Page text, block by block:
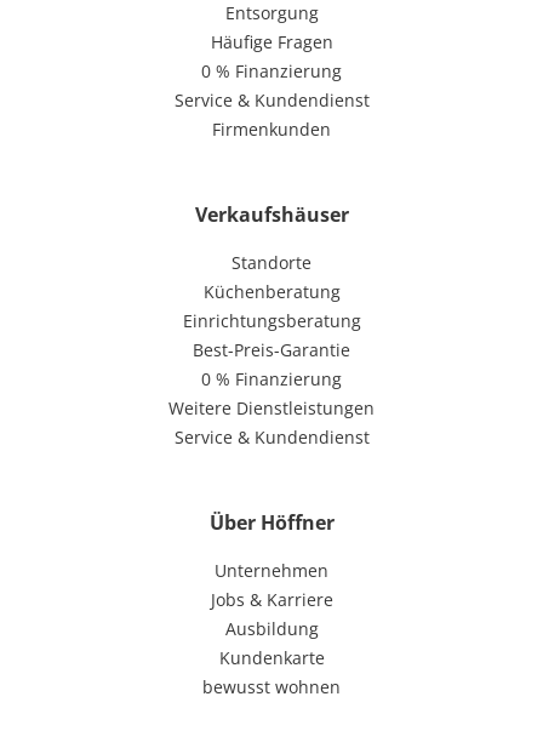
Entsorgung
Häufige Fragen
0 % Finanzierung
Service & Kundendienst
Firmenkunden
Verkaufshäuser
Standorte
Küchenberatung
Einrichtungsberatung
Best-Preis-Garantie
0 % Finanzierung
Weitere Dienstleistungen
Service & Kundendienst
Über Höffner
Unternehmen
Jobs & Karriere
Ausbildung
Kundenkarte
bewusst wohnen